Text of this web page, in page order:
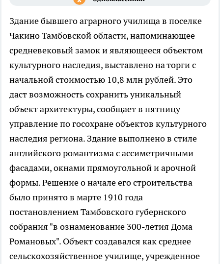
Здание бывшего аграрного училища в поселке
Чакино Тамбовской области, напоминающее
средневековый замок и являющееся объектом
культурного наследия, выставлено на торги с
начальной стоимостью 10,8 млн рублей. Это
даст возможность сохранить уникальный
объект архитектуры, сообщает в пятницу
управление по госохране объектов культурного
наследия региона. Здание выполнено в стиле
английского романтизма с ассиметричными
фасадами, окнами прямоугольной и арочной
формы. Решение о начале его строительства
было принято в марте 1910 года
постановлением Тамбовского губернского
собрания "в ознаменование 300-летия Дома
Романовых". Объект создавался как среднее
сельскохозяйственное училище, учрежденное